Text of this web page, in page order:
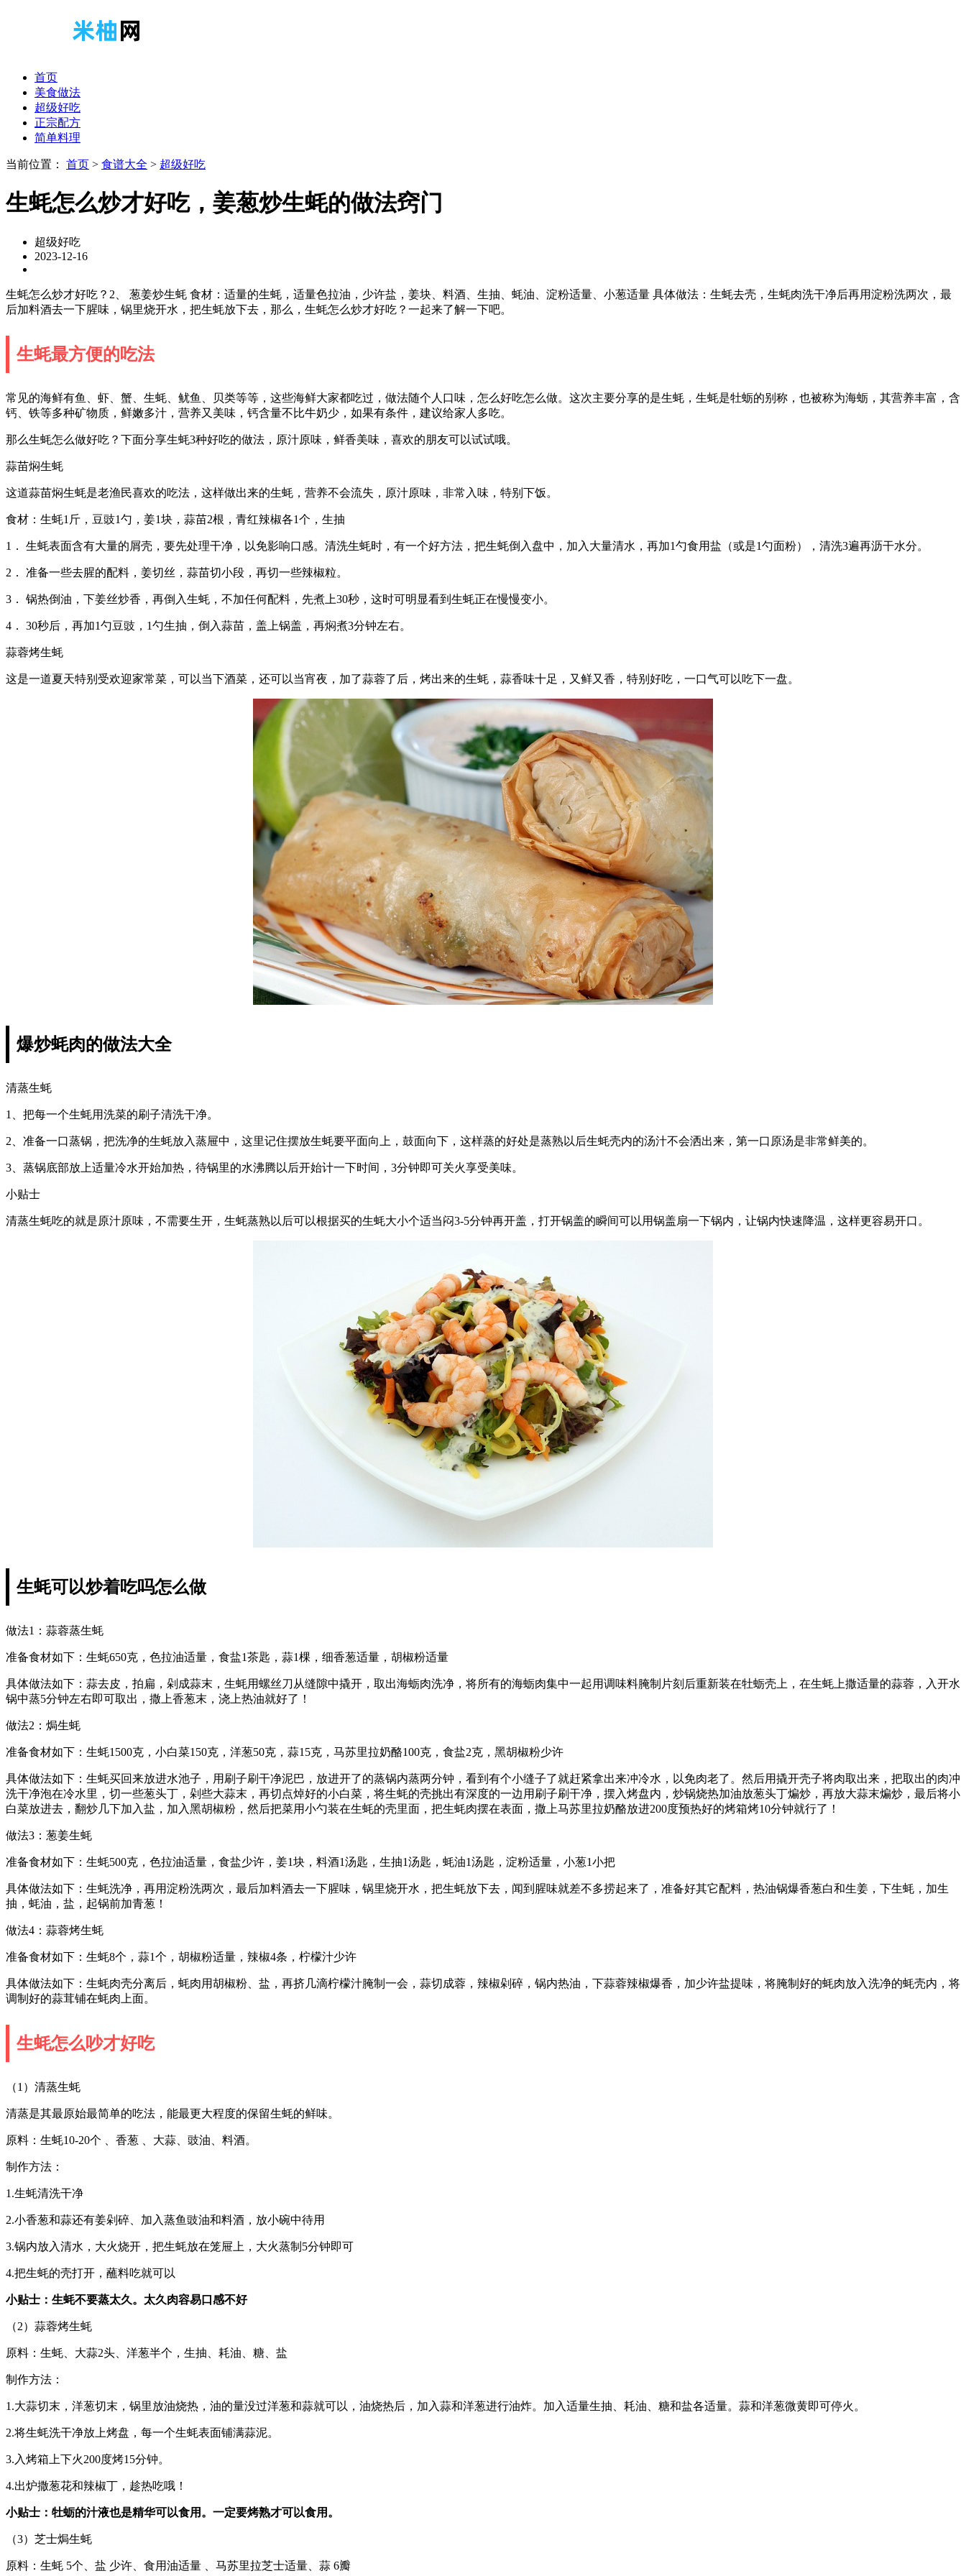
首页
美食做法
超级好吃
正宗配方
简单料理
当前位置： 首页 > 食谱大全 > 超级好吃
生蚝怎么炒才好吃，姜葱炒生蚝的做法窍门
超级好吃
2023-12-16
生蚝怎么炒才好吃？2、 葱姜炒生蚝 食材：适量的生蚝，适量色拉油，少许盐，姜块、料酒、生抽、蚝油、淀粉适量、小葱适量 具体做法：生蚝去壳，生蚝肉洗干净后再用淀粉洗两次，最
后加料酒去一下腥味，锅里烧开水，把生蚝放下去，那么，生蚝怎么炒才好吃？一起来了解一下吧。
生蚝最方便的吃法
常见的海鲜有鱼、虾、蟹、生蚝、鱿鱼、贝类等等，这些海鲜大家都吃过，做法随个人口味，怎么好吃怎么做。这次主要分享的是生蚝，生蚝是牡蛎的别称，也被称为海蛎，其营养丰富，含
钙、铁等多种矿物质，鲜嫩多汁，营养又美味，钙含量不比牛奶少，如果有条件，建议给家人多吃。
那么生蚝怎么做好吃？下面分享生蚝3种好吃的做法，原汁原味，鲜香美味，喜欢的朋友可以试试哦。
蒜苗焖生蚝
这道蒜苗焖生蚝是老渔民喜欢的吃法，这样做出来的生蚝，营养不会流失，原汁原味，非常入味，特别下饭。
食材：生蚝1斤，豆豉1勺，姜1块，蒜苗2根，青红辣椒各1个，生抽
1． 生蚝表面含有大量的屑壳，要先处理干净，以免影响口感。清洗生蚝时，有一个好方法，把生蚝倒入盘中，加入大量清水，再加1勺食用盐（或是1勺面粉），清洗3遍再沥干水分。
2． 准备一些去腥的配料，姜切丝，蒜苗切小段，再切一些辣椒粒。
3． 锅热倒油，下姜丝炒香，再倒入生蚝，不加任何配料，先煮上30秒，这时可明显看到生蚝正在慢慢变小。
4． 30秒后，再加1勺豆豉，1勺生抽，倒入蒜苗，盖上锅盖，再焖煮3分钟左右。
蒜蓉烤生蚝
这是一道夏天特别受欢迎家常菜，可以当下酒菜，还可以当宵夜，加了蒜蓉了后，烤出来的生蚝，蒜香味十足，又鲜又香，特别好吃，一口气可以吃下一盘。
爆炒蚝肉的做法大全
清蒸生蚝
1、把每一个生蚝用洗菜的刷子清洗干净。
2、准备一口蒸锅，把洗净的生蚝放入蒸屉中，这里记住摆放生蚝要平面向上，鼓面向下，这样蒸的好处是蒸熟以后生蚝壳内的汤汁不会洒出来，第一口原汤是非常鲜美的。
3、蒸锅底部放上适量冷水开始加热，待锅里的水沸腾以后开始计一下时间，3分钟即可关火享受美味。
小贴士
清蒸生蚝吃的就是原汁原味，不需要生开，生蚝蒸熟以后可以根据买的生蚝大小个适当闷3-5分钟再开盖，打开锅盖的瞬间可以用锅盖扇一下锅内，让锅内快速降温，这样更容易开口。
生蚝可以炒着吃吗怎么做
做法1：蒜蓉蒸生蚝
准备食材如下：生蚝650克，色拉油适量，食盐1茶匙，蒜1棵，细香葱适量，胡椒粉适量
具体做法如下：蒜去皮，拍扁，剁成蒜末，生蚝用螺丝刀从缝隙中撬开，取出海蛎肉洗净，将所有的海蛎肉集中一起用调味料腌制片刻后重新装在牡蛎壳上，在生蚝上撒适量的蒜蓉，入开水
锅中蒸5分钟左右即可取出，撒上香葱末，浇上热油就好了！
做法2：焗生蚝
准备食材如下：生蚝1500克，小白菜150克，洋葱50克，蒜15克，马苏里拉奶酪100克，食盐2克，黑胡椒粉少许
具体做法如下：生蚝买回来放进水池子，用刷子刷干净泥巴，放进开了的蒸锅内蒸两分钟，看到有个小缝子了就赶紧拿出来冲冷水，以免肉老了。然后用撬开壳子将肉取出来，把取出的肉冲
洗干净泡在冷水里，切一些葱头丁，剁些大蒜末，再切点焯好的小白菜，将生蚝的壳挑出有深度的一边用刷子刷干净，摆入烤盘内，炒锅烧热加油放葱头丁煸炒，再放大蒜末煸炒，最后将小
白菜放进去，翻炒几下加入盐，加入黑胡椒粉，然后把菜用小勺装在生蚝的壳里面，把生蚝肉摆在表面，撒上马苏里拉奶酪放进200度预热好的烤箱烤10分钟就行了！
做法3：葱姜生蚝
准备食材如下：生蚝500克，色拉油适量，食盐少许，姜1块，料酒1汤匙，生抽1汤匙，蚝油1汤匙，淀粉适量，小葱1小把
具体做法如下：生蚝洗净，再用淀粉洗两次，最后加料酒去一下腥味，锅里烧开水，把生蚝放下去，闻到腥味就差不多捞起来了，准备好其它配料，热油锅爆香葱白和生姜，下生蚝，加生
抽，蚝油，盐，起锅前加青葱！
做法4：蒜蓉烤生蚝
准备食材如下：生蚝8个，蒜1个，胡椒粉适量，辣椒4条，柠檬汁少许
具体做法如下：生蚝肉壳分离后，蚝肉用胡椒粉、盐，再挤几滴柠檬汁腌制一会，蒜切成蓉，辣椒剁碎，锅内热油，下蒜蓉辣椒爆香，加少许盐提味，将腌制好的蚝肉放入洗净的蚝壳内，将
调制好的蒜茸铺在蚝肉上面。
生蚝怎么吵才好吃
（1）清蒸生蚝
清蒸是其最原始最简单的吃法，能最更大程度的保留生蚝的鲜味。
原料：生蚝10-20个 、香葱 、大蒜、豉油、料酒。
制作方法：
1.生蚝清洗干净
2.小香葱和蒜还有姜剁碎、加入蒸鱼豉油和料酒，放小碗中待用
3.锅内放入清水，大火烧开，把生蚝放在笼屉上，大火蒸制5分钟即可
4.把生蚝的壳打开，蘸料吃就可以
小贴士：生蚝不要蒸太久。太久肉容易口感不好
（2）蒜蓉烤生蚝
原料：生蚝、大蒜2头、洋葱半个，生抽、耗油、糖、盐
制作方法：
1.大蒜切末，洋葱切末，锅里放油烧热，油的量没过洋葱和蒜就可以，油烧热后，加入蒜和洋葱进行油炸。加入适量生抽、耗油、糖和盐各适量。蒜和洋葱微黄即可停火。
2.将生蚝洗干净放上烤盘，每一个生蚝表面铺满蒜泥。
3.入烤箱上下火200度烤15分钟。
4.出炉撒葱花和辣椒丁，趁热吃哦！
小贴士：牡蛎的汁液也是精华可以食用。一定要烤熟才可以食用。
（3）芝士焗生蚝
原料：生蚝 5个、盐 少许、食用油适量 、马苏里拉芝士适量、蒜 6瓣